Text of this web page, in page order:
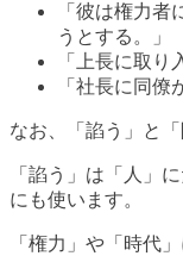
「彼は権力
うとする。」
「上長に取り
「社長に同僚
なお、「諂う」と
「諂う」は「人」
にも使います。
「権力」や「時代